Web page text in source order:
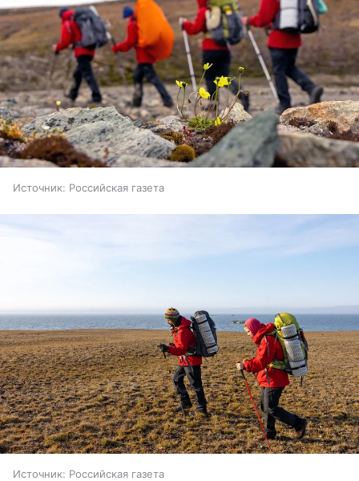
Источник: Российская газета
Источник: Российская газета